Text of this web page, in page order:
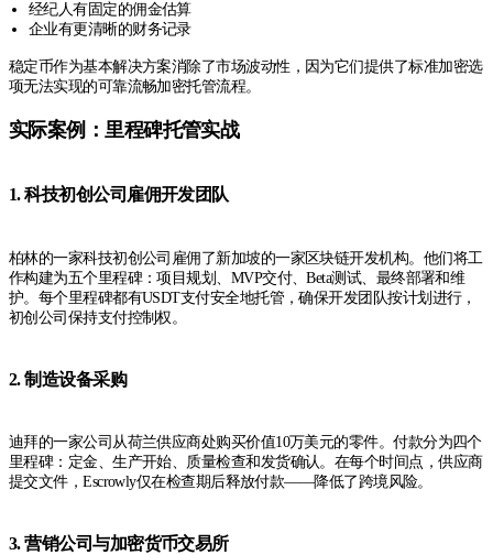
经纪人有固定的佣金估算
企业有更清晰的财务记录
稳定币作为基本解决方案消除了市场波动性，因为它们提供了标准加密选
项无法实现的可靠流畅加密托管流程。
实际案例：里程碑托管实战
1. 科技初创公司雇佣开发团队
柏林的一家科技初创公司雇佣了新加坡的一家区块链开发机构。他们将工
作构建为五个里程碑：项目规划、MVP交付、Beta测试、最终部署和维
护。每个里程碑都有USDT支付安全地托管，确保开发团队按计划进行，
初创公司保持支付控制权。
2. 制造设备采购
迪拜的一家公司从荷兰供应商处购买价值10万美元的零件。付款分为四个
里程碑：定金、生产开始、质量检查和发货确认。在每个时间点，供应商
提交文件，Escrowly仅在检查期后释放付款——降低了跨境风险。
3. 营销公司与加密货币交易所